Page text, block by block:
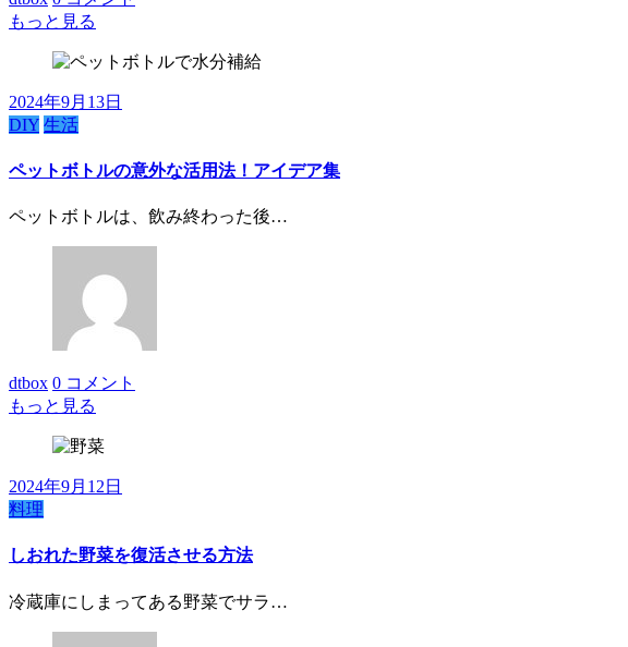
もっと見る
2024年9月13日
DIY 生活
ペットボトルの意外な活用法！アイデア集
ペットボトルは、飲み終わった後…
dtbox 0 コメント
もっと見る
2024年9月12日
料理
しおれた野菜を復活させる方法
冷蔵庫にしまってある野菜でサラ…